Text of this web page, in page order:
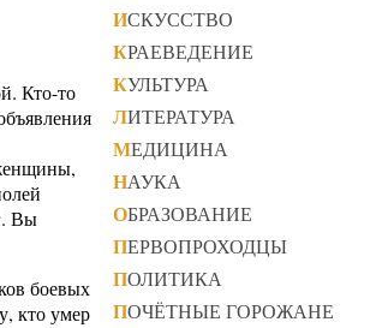
Кто-то
Вы
боевых
кто умер
ИСКУССТВО
КРАЕВЕДЕНИЕ
КУЛЬТУРА
ЛИТЕРАТУРА
МЕДИЦИНА
НАУКА
ОБРАЗОВАНИЕ
ПЕРВОПРОХОДЦЫ
ПОЛИТИКА
ПОЧЁТНЫЕ ГОРОЖАНЕ